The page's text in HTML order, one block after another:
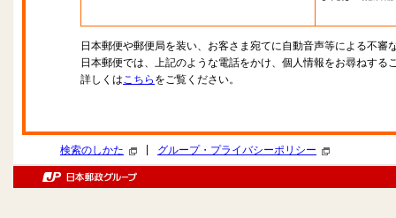
日本郵便や郵便局を装い、お客さま宛てに自動音声等による不審
日本郵便では、上記のような電話をかけ、個人情報をお尋ねする
詳しくはこちら をご覧ください。
検索のしかた グループ・プライバシーポリシー